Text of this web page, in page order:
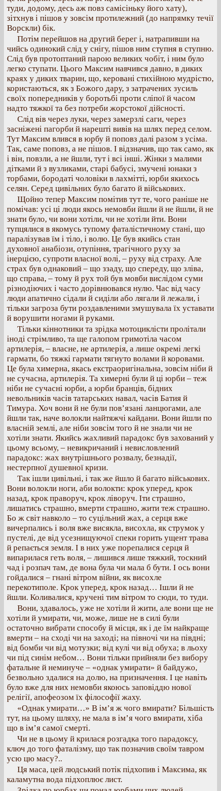
туди, додому, десь аж повз самісіньку його хату),
зітхнув і пішов у зовсім протилежний (до напрямку течії
Ворскли) бік.
Потім перейшов на другий берег і, натрапивши на
чийсь одинокий слід у снігу, пішов ним ступня в ступню.
Слід був протоптаний парою великих чобіт, і ним було
легко ступати. Цього Максим навчився давно, в диких
краях у диких тварин, що, керовані стихійною мудрістю,
користаються, як з Божого дару, з затрачених зусиль
своїх попередників у боротьбі проти сліпої й часом
надто тяжкої та без потреби жорстокої дійсності.
Слід вів через луки, через замерзлі саги, через
засніжені пагорби й нарешті вивів на шлях перед селом.
Тут Максим влився в юрбу й поповз далі разом з усіма.
Так, саме поповз, а не пішов. І відзначив, що так само, як
і він, повзли, а не йшли, тут і всі інші. Жінки з малими
дітками й з вузликами, старі бабусі, змучені юнаки з
торбами, бородаті чоловіки в лахмітті, юрби якихось
селян. Серед цивільних було багато й військових.
Щойно тепер Максим помітив тут те, чого раніше не
помічав: усі ці люди якось немовби йшли й не йшли, й не
знати було, чи вони хотіли, чи не хотіли йти. Вони
тупцялися в якомусь тупому фаталістичному стані, що
паралізував їм і тіло, і волю. Це був якийсь стан
духовної анабіози, отупіння, трагічного руху за
інерцією, супроти власної волі, – руху від страху. Але
страх був однаковий – що ззаду, що спереду, що зліва,
що справа, – тому й рух той був мовби вислідом суми
різнодіючих і часто дорівнювався нулю. Час від часу
люди апатично сідали й сиділи або лягали й лежали, і
тільки загроза бути роздавленими змушувала їх уставати
й ворушити ногами й руками.
Тільки кіннотники та зрідка мотоциклісти пролітали
іноді стрімливо, та ще галопом гримотіла часом
артилерія, – власне, не артилерія, а лише окремі легкі
гармати, бо тяжкі гармати тягнуто волами й коровами.
Це була химерна, якась екстраоригінальна, зовсім ніби й
не сучасна, артилерія. Та химерні були й ці юрби – теж
ніби не сучасні юрби, а юрби бранців, бідних
невольників часів татарських навал, часів Батия й
Тимура. Хоч вони й не були пов’язані ланцюгами, але
йшли так, наче волокли найтяжчі кайдани. Вони йшли по
власній землі, але ніби зовсім того й не знали чи не
хотіли знати. Якийсь жахливий парадокс був захований у
цьому всьому, – невикричаний і невисловлений
парадокс: жах внутрішнього розвалу, безнадії,
нестерпної душевної кризи.
Так ішли цивільні, і так же йшло й багато військових.
Вони волокли ноги, аби волокти: крок уперед, крок
назад, крок праворуч, крок ліворуч. Іти страшно,
лишатись страшно, вмерти страшно, жити теж страшно.
Бо ж світ навколо – то суцільний жах, а серця вже
вичерпались і воля вже висякла, висохла, як струмок у
пустелі, де від усезнищуючої спеки горить ущент трава
й репається земля. І в них уже порепалися серця й
випарилася геть воля, – лишився лише тяжкий, тоскний
чад і розпач там, де вона була чи мала б бути. І ось вони
гойдалися – гнані вітром війни, як висохле
перекотиполе. Крок уперед, крок назад… Ішли й не
йшли. Коливалися, кручені тим вітром то сюди, то туди.
Вони, здавалось, уже не хотіли й жити, але вони ще не
хотіли й умирати, чи, може, лише не в силі були
остаточно вибрати способу й місця, як і де їм найкраще
вмерти – на сході чи на заході; на півночі чи на півдні;
від бомби чи від мотузки; від кулі чи від обуха; в льоху
чи під синім небом… Вони тільки прийняли без вибору
фатальне й неминуче – «однак умирати» й байдужо,
безвольно здалися на долю, на призначення. І це навіть
було вже для них немовби якоюсь заповіддю нової
релігії, апофеозом їх філософії жаху.
«Однак умирати…» В ім’я ж чого вмирати? Більшість
тут, на цьому шляху, не мала в ім’я чого вмирати, хіба
що в ім’я самої смерті.
Чи не в цьому й крилася розгадка того парадоксу,
ключ до того фаталізму, що так позначив своїм тавром
усю цю масу?..
Ця маса, цей людський потік підхопив і Максима, як
каламутна вода підхоплює лист.